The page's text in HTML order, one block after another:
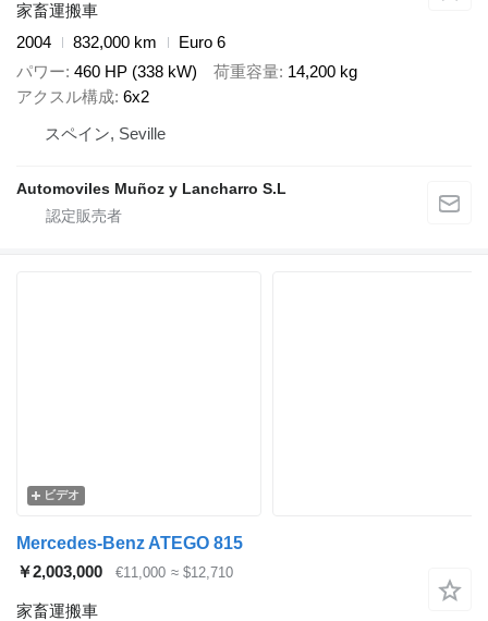
家畜運搬車
2004
832,000 km
Euro 6
パワー 460 HP (338 kW) 荷重容量 14,200 kg
アクスル構成 6x2
スペイン, Seville
Automoviles Muñoz y Lancharro S.L
ビデオ
Mercedes-Benz ATEGO 815
￥2,003,000
€11,000 ≈ $12,710
家畜運搬車